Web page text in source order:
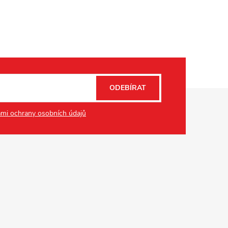
ochrany osobních údajů
ODEBÍRAT